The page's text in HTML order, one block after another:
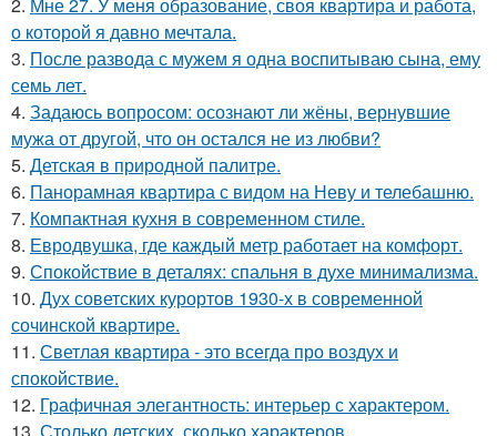
о которой я давно мечтала.
3. После развода с мужем я одна воспитываю сына, ему
семь лет.
4. Задаюсь вопросом: осознают ли жёны, вернувшие
мужа от другой, что он остался не из любви?
5. Детская в природной палитре.
6. Панорамная квартира с видом на Неву и телебашню.
7. Компактная кухня в современном стиле.
8. Евродвушка, где каждый метр работает на комфорт.
9. Спокойствие в деталях: спальня в духе минимализма.
10. Дух советских курортов 1930-х в современной
сочинской квартире.
11. Светлая квартира - это всегда про воздух и
спокойствие.
12. Графичная элегантность: интерьер с характером.